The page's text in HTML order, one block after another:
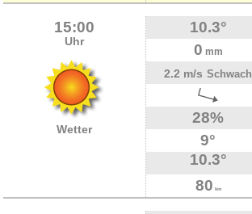
15:00
Uhr
Wetter
10.3°
0 mm
2.2 m/s Schwach
28%
9°
10.3°
80 km